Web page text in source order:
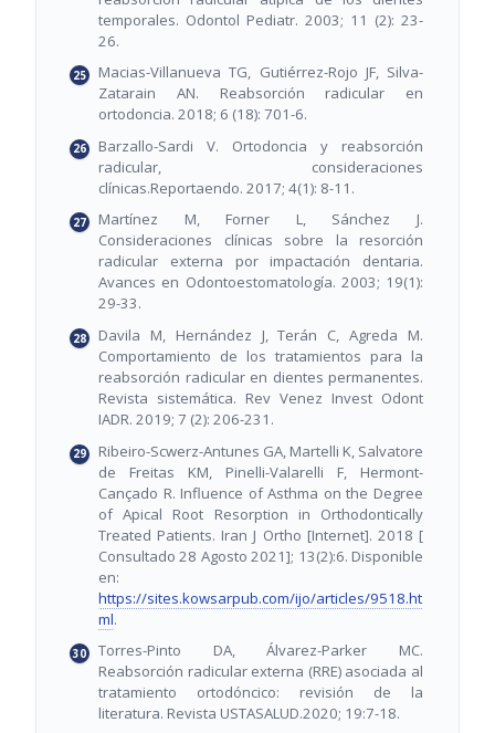
temporales. Odontol Pediatr. 2003; 11 (2): 23-
26.
Macias-Villanueva TG, Gutiérrez-Rojo JF, Silva-
Zatarain AN. Reabsorción radicular en
ortodoncia. 2018; 6 (18): 701-6.
Barzallo-Sardi V. Ortodoncia y reabsorción
radicular, consideraciones
clínicas.Reportaendo. 2017; 4(1): 8-11.
Martínez M, Forner L, Sánchez J.
Consideraciones clínicas sobre la resorción
radicular externa por impactación dentaria.
Avances en Odontoestomatología. 2003; 19(1):
29-33.
Davila M, Hernández J, Terán C, Agreda M.
Comportamiento de los tratamientos para la
reabsorción radicular en dientes permanentes.
Revista sistemática. Rev Venez Invest Odont
IADR. 2019; 7 (2): 206-231.
Ribeiro-Scwerz-Antunes GA, Martelli K, Salvatore
de Freitas KM, Pinelli-Valarelli F, Hermont-
Cançado R. Influence of Asthma on the Degree
of Apical Root Resorption in Orthodontically
Treated Patients. Iran J Ortho [Internet]. 2018 [
Consultado 28 Agosto 2021]; 13(2):6. Disponible
en:
https://sites.kowsarpub.com/ijo/articles/9518.ht
ml.
Torres-Pinto DA, Álvarez-Parker MC.
Reabsorción radicular externa (RRE) asociada al
tratamiento ortodóncico: revisión de la
literatura. Revista USTASALUD.2020; 19:7-18.